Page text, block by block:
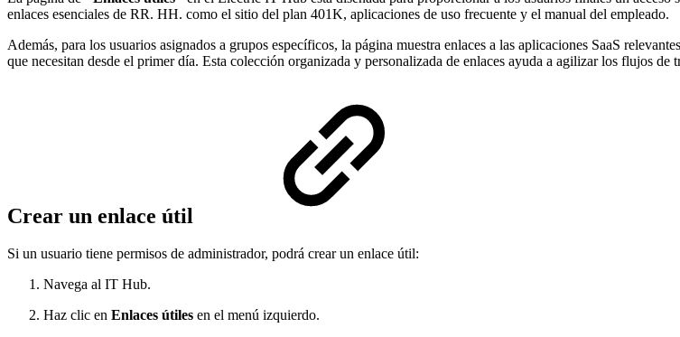
enlaces esenciales de RR. HH. como el sitio del plan 401K, aplicaciones de uso frecuente y el manual del empleado.
Además, para los usuarios asignados a grupos específicos, la página muestra enlaces a las aplicaciones SaaS
que necesitan desde el primer día. Esta colección organizada y personalizada de enlaces ayuda a agilizar los flujos
Crear un enlace útil
Si un usuario tiene permisos de administrador, podrá crear un enlace útil:
Navega al IT Hub.
Haz clic en Enlaces útiles en el menú izquierdo.